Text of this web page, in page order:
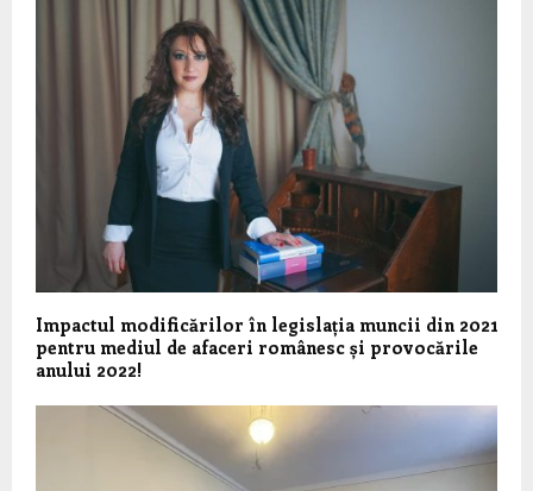
Impactul modificărilor în legislația muncii din 2021
pentru mediul de afaceri românesc și provocările
anului 2022!